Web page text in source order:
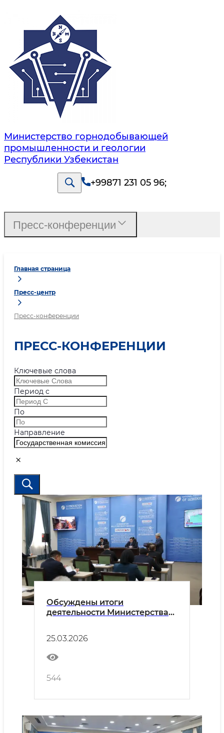
Министерство горнодобывающей
промышленности и геологии
Республики Узбекистан
+99871 231 05 96;
Главная страница
Пресс-центр
Пресс-конференции
ПРЕСС-КОНФЕРЕНЦИИ
Ключевые слова
Период с
По
Направление
Обсуждены итоги
деятельности Министерства
за 2025 год и приоритетные
задачи на 2026 год с участием
общественности
25.03.2026
544
Пресс-конференции